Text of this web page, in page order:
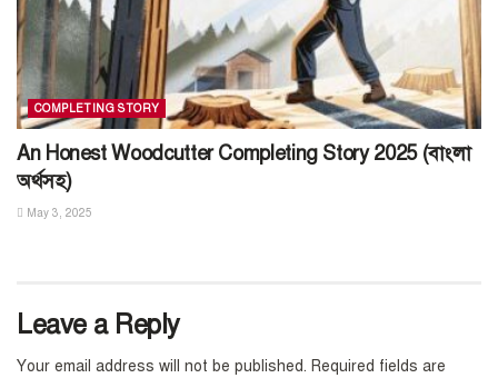
COMPLETING STORY
An Honest Woodcutter Completing Story 2025 (বাংলা
অর্থসহ)
May 3, 2025
Leave a Reply
Your email address will not be published. Required fields are